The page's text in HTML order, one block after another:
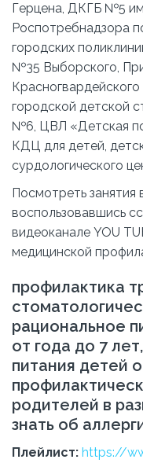
Герцена, ДКГБ №5
Роспотребнадзора
городских
№35 Выборского,
городской детской
№6, ЦВЛ «Детская
КДЦ для детей,
сурдологического
Посмотреть занятия
воспользовавшись
видеоканале YOU
медицинской
профилактика
рациональное
от года до 7
питания детей
родителей в
знать об
Плейлист: https://